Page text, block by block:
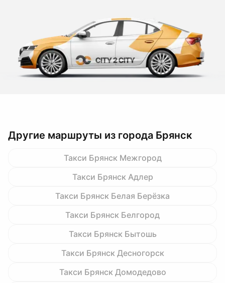
Другие маршруты из города Брянск
Такси Брянск Межгород
Такси Брянск Адлер
Такси Брянск Белая Берёзка
Такси Брянск Белгород
Такси Брянск Бытошь
Такси Брянск Десногорск
Такси Брянск Домодедово